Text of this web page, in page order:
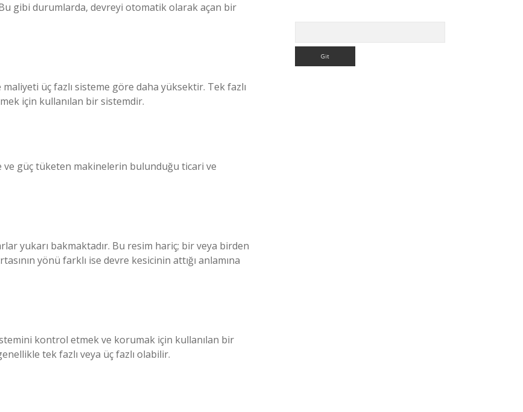
gibi durumlarda, devreyi otomatik olarak açan bir
üç fazlı sisteme göre daha yüksektir. Tek fazlı
için kullanılan bir sistemdir.
ve güç tüketen makinelerin bulunduğu ticari ve
yukarı bakmaktadır. Bu resim hariç; bir veya birden
yönü farklı ise devre kesicinin attığı anlamına
kontrol etmek ve korumak için kullanılan bir
tek fazlı veya üç fazlı olabilir.